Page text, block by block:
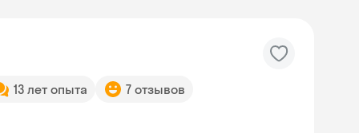
13 лет опыта 7 отзывов